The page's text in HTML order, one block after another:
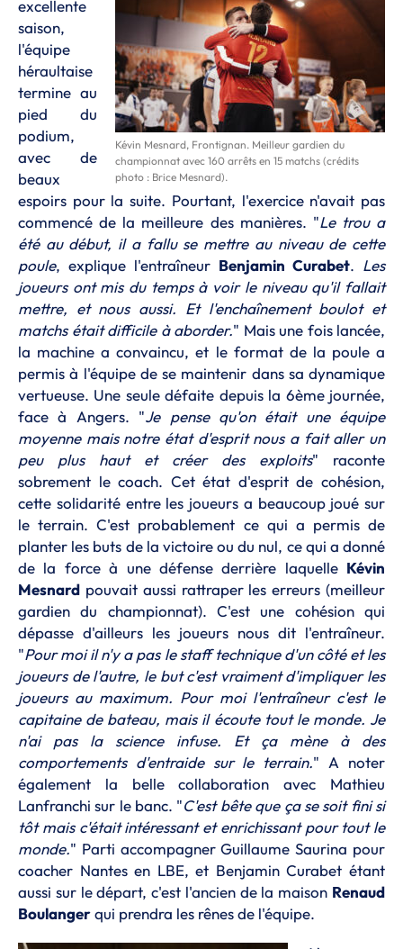
Kévin Mesnard, Frontignan. Meilleur gardien du
championnat avec 160 arrêts en 15 matchs (crédits
photo : Brice Mesnard).
excellente
saison,
l'équipe
héraultaise
termine au
pied du
podium,
avec de
beaux
espoirs pour la suite. Pourtant, l'exercice n'avait pas
commencé de la meilleure des manières. "Le trou a
été au début, il a fallu se mettre au niveau de cette
poule, explique l'entraîneur Benjamin Curabet. Les
joueurs ont mis du temps à voir le niveau qu'il fallait
mettre, et nous aussi. Et l'enchaînement boulot et
matchs était difficile à aborder." Mais une fois lancée,
la machine a convaincu, et le format de la poule a
permis à l'équipe de se maintenir dans sa dynamique
vertueuse. Une seule défaite depuis la 6ème journée,
face à Angers. "Je pense qu'on était une équipe
moyenne mais notre état d'esprit nous a fait aller un
peu plus haut et créer des exploits" raconte
sobrement le coach. Cet état d'esprit de cohésion,
cette solidarité entre les joueurs a beaucoup joué sur
le terrain. C'est probablement ce qui a permis de
planter les buts de la victoire ou du nul, ce qui a donné
de la force à une défense derrière laquelle Kévin
Mesnard pouvait aussi rattraper les erreurs (meilleur
gardien du championnat). C'est une cohésion qui
dépasse d'ailleurs les joueurs nous dit l'entraîneur.
"Pour moi il n'y a pas le staff technique d'un côté et les
joueurs de l'autre, le but c'est vraiment d'impliquer les
joueurs au maximum. Pour moi l'entraîneur c'est le
capitaine de bateau, mais il écoute tout le monde. Je
n'ai pas la science infuse.
Et ça mène à des
comportements d'entraide sur le terrain." A noter
également la belle collaboration avec Mathieu
Lanfranchi sur le banc. "C'est bête que ça se soit fini si
tôt mais c'était intéressant et enrichissant pour tout le
monde." Parti accompagner Guillaume Saurina pour
coacher Nantes en LBE, et Benjamin Curabet étant
aussi sur le départ, c'est l'ancien de la maison Renaud
Boulangerqui prendra les rênes de l'équipe.